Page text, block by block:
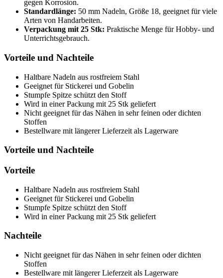
gegen Korrosion.
Standardlänge: 50 mm Nadeln, Größe 18, geeignet für viele
Arten von Handarbeiten.
Verpackung mit 25 Stk: Praktische Menge für Hobby- und
Unterrichtsgebrauch.
Vorteile und Nachteile
Haltbare Nadeln aus rostfreiem Stahl
Geeignet für Stickerei und Gobelin
Stumpfe Spitze schützt den Stoff
Wird in einer Packung mit 25 Stk geliefert
Nicht geeignet für das Nähen in sehr feinen oder dichten
Stoffen
Bestellware mit längerer Lieferzeit als Lagerware
Vorteile und Nachteile
Vorteile
Haltbare Nadeln aus rostfreiem Stahl
Geeignet für Stickerei und Gobelin
Stumpfe Spitze schützt den Stoff
Wird in einer Packung mit 25 Stk geliefert
Nachteile
Nicht geeignet für das Nähen in sehr feinen oder dichten
Stoffen
Bestellware mit längerer Lieferzeit als Lagerware